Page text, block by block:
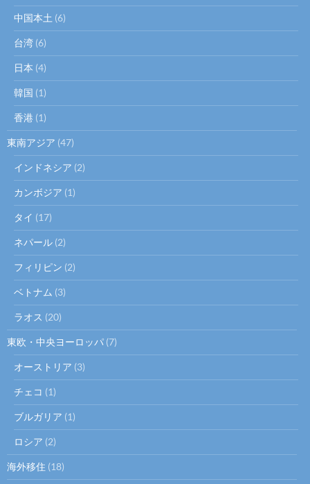
中国本土 (6)
台湾 (6)
日本 (4)
韓国 (1)
香港 (1)
東南アジア (47)
インドネシア (2)
カンボジア (1)
タイ (17)
ネパール (2)
フィリピン (2)
ベトナム (3)
ラオス (20)
東欧・中央ヨーロッパ (7)
オーストリア (3)
チェコ (1)
ブルガリア (1)
ロシア (2)
海外移住 (18)